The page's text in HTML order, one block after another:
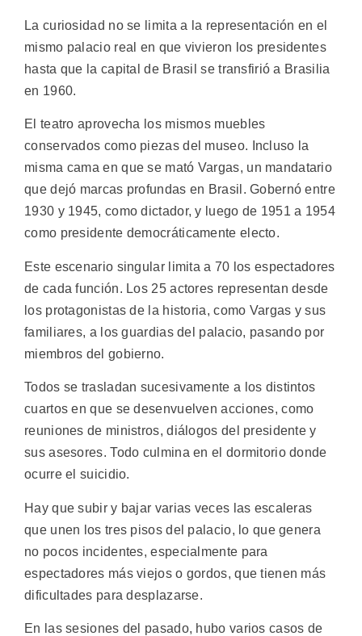
La curiosidad no se limita a la representación en el
mismo palacio real en que vivieron los presidentes
hasta que la capital de Brasil se transfirió a Brasilia
en 1960.
El teatro aprovecha los mismos muebles
conservados como piezas del museo. Incluso la
misma cama en que se mató Vargas, un mandatario
que dejó marcas profundas en Brasil. Gobernó entre
1930 y 1945, como dictador, y luego de 1951 a 1954
como presidente democráticamente electo.
Este escenario singular limita a 70 los espectadores
de cada función. Los 25 actores representan desde
los protagonistas de la historia, como Vargas y sus
familiares, a los guardias del palacio, pasando por
miembros del gobierno.
Todos se trasladan sucesivamente a los distintos
cuartos en que se desenvuelven acciones, como
reuniones de ministros, diálogos del presidente y
sus asesores. Todo culmina en el dormitorio donde
ocurre el suicidio.
Hay que subir y bajar varias veces las escaleras
que unen los tres pisos del palacio, lo que genera
no pocos incidentes, especialmente para
espectadores más viejos o gordos, que tienen más
dificultades para desplazarse.
En las sesiones del pasado, hubo varios casos de